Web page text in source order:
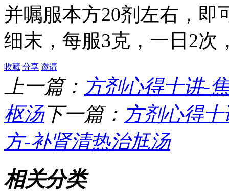
并嘱服本方20剂左右，即
细末，每服3克，一日2次
收藏 分享 邀请
上一篇： 方剂心得十讲-
枢汤下一篇： 方剂心得
方-补肾清热治尪汤
相关分类